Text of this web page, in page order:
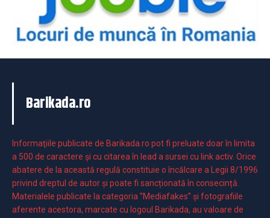
Barikada.ro
Informaţiile publicate de Barikada.ro pot fi preluate doar în limita
a 500 de caractere şi cu citarea în lead a sursei cu link activ. Orice
abatere de la această regulă constituie o încălcare a Legii 8/1996
privind dreptul de autor și poate fi sancționată în consecință.
Materialele publicate la categoria ”Mediafakes” și fotografiile
aferente acestora, marcate cu logoul Barikada, au valoare de